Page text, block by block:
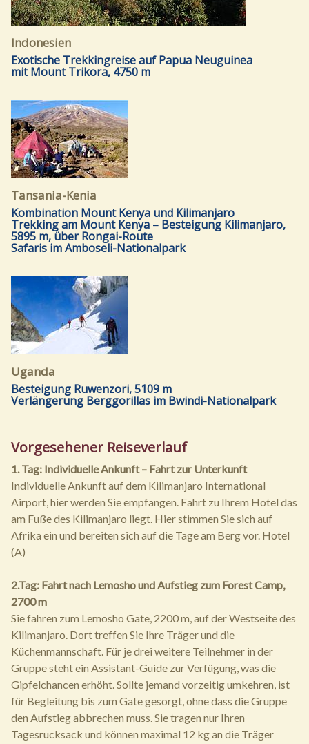
Indonesien
Exotische Trekkingreise auf Papua Neuguinea
mit Mount Trikora, 4750 m
Tansania-Kenia
Kombination Mount Kenya und Kilimanjaro
Trekking am Mount Kenya – Besteigung Kilimanjaro,
5895 m, über Rongai-Route
Safaris im Amboseli-Nationalpark
Uganda
Besteigung Ruwenzori, 5109 m
Verlängerung Berggorillas im Bwindi-Nationalpark
Vorgesehener Reiseverlauf
1. Tag: Individuelle Ankunft – Fahrt zur Unterkunft
Individuelle Ankunft auf dem Kilimanjaro International
Airport, hier werden Sie empfangen. Fahrt zu Ihrem Hotel das
am Fuße des Kilimanjaro liegt. Hier stimmen Sie sich auf
Afrika ein und bereiten sich auf die Tage am Berg vor. Hotel
(A)
2.Tag: Fahrt nach Lemosho und Aufstieg zum Forest Camp,
2700 m
Sie fahren zum Lemosho Gate, 2200 m, auf der Westseite des
Kilimanjaro. Dort treffen Sie Ihre Träger und die
Küchenmannschaft. Für je drei weitere Teilnehmer in der
Gruppe steht ein Assistant-Guide zur Verfügung, was die
Gipfelchancen erhöht. Sollte jemand vorzeitig umkehren, ist
für Begleitung bis zum Gate gesorgt, ohne dass die Gruppe
den Aufstieg abbrechen muss. Sie tragen nur Ihren
Tagesrucksack und können maximal 12 kg an die Träger